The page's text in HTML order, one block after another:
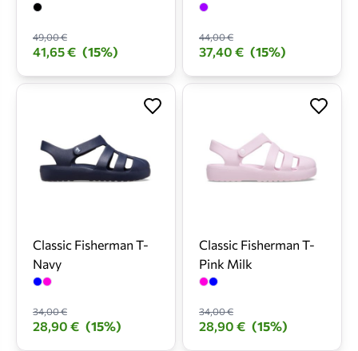
49,00 €
41,65 € (15%)
44,00 €
37,40 € (15%)
Classic Fisherman T-
Navy
34,00 €
28,90 € (15%)
Classic Fisherman T-
Pink Milk
34,00 €
28,90 € (15%)